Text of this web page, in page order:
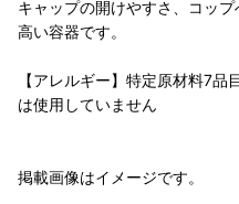
キャップの開けやすさ、コッ
高い容器です。
【アレルギー】特定原材料7
は使用していません
掲載画像はイメージです。